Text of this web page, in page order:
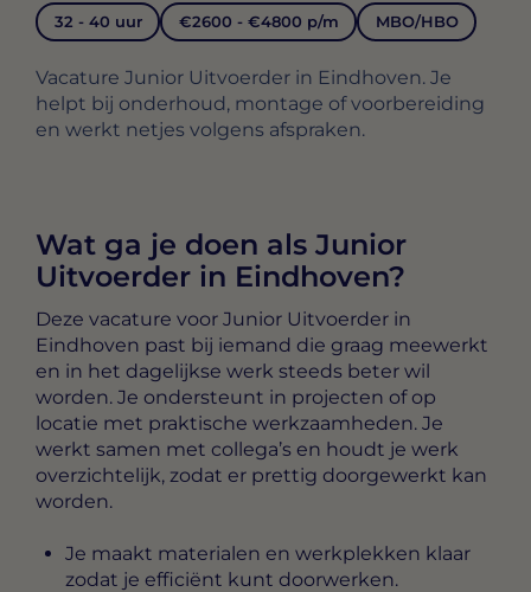
32 - 40 uur €2600 - €4800 p/m MBO/HBO
Vacature Junior Uitvoerder in Eindhoven. Je
helpt bij onderhoud, montage of voorbereiding
en werkt netjes volgens afspraken.
Wat ga je doen als Junior
Uitvoerder in Eindhoven?
Deze vacature voor Junior Uitvoerder in
Eindhoven past bij iemand die graag meewerkt
en in het dagelijkse werk steeds beter wil
worden. Je ondersteunt in projecten of op
locatie met praktische werkzaamheden. Je
werkt samen met collega’s en houdt je werk
overzichtelijk, zodat er prettig doorgewerkt kan
worden.
Je maakt materialen en werkplekken klaar
zodat je efficiënt kunt doorwerken.